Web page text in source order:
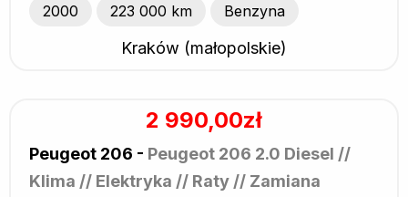
2000 223 000 km Benzyna
Kraków (małopolskie)
2 990,00zł
Peugeot 206 - Peugeot 206 2.0 Diesel //
Klima // Elektryka // Raty // Zamiana